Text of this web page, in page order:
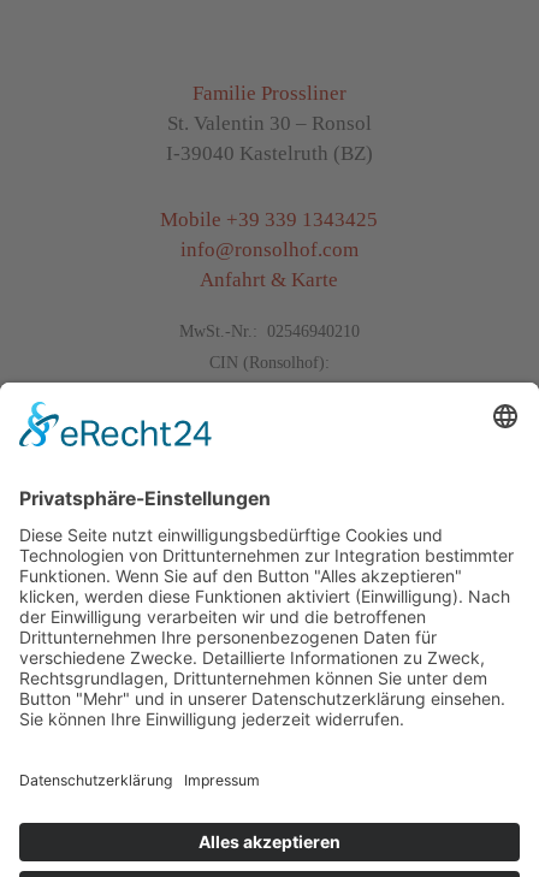
Familie Prossliner
St. Valentin 30 – Ronsol
I-39040 Kastelruth (BZ)
Mobile +39 339 1343425
info@ronsolhof.com
Anfahrt & Karte
MwSt.-Nr.: 02546940210
CIN (Ronsolhof):
Galerie
Wetter
Bewertungen
Outdoor App
Seiser Alm
Outdoor App